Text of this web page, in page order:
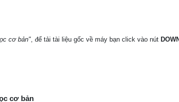
cơ bản", để tải tài liệu gốc về máy bạn click vào nút
cơ bản